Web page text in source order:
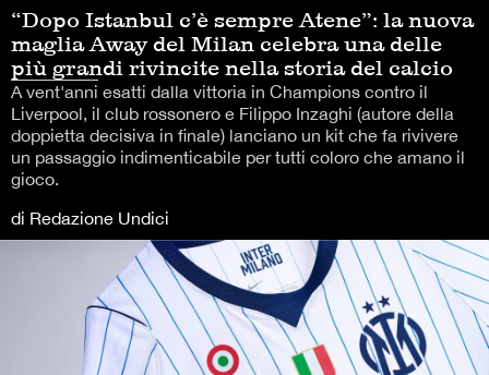
“Dopo Istanbul c’è sempre Atene”: la nuova
maglia Away del Milan celebra una delle
più grandi rivincite nella storia del calcio
A vent'anni esatti dalla vittoria in Champions contro il
Liverpool, il club rossonero e Filippo Inzaghi (autore della
doppietta decisiva in finale) lanciano un kit che fa rivivere
un passaggio indimenticabile per tutti coloro che amano il
gioco.
di Redazione Undici